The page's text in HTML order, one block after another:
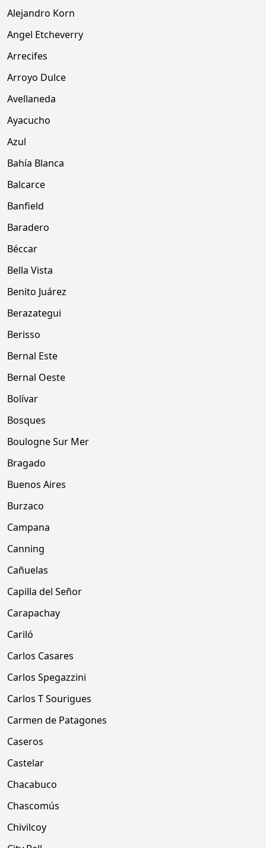
Alejandro Korn
Angel Etcheverry
Arrecifes
Arroyo Dulce
Avellaneda
Ayacucho
Azul
Bahía Blanca
Balcarce
Banfield
Baradero
Béccar
Bella Vista
Benito Juárez
Berazategui
Berisso
Bernal Este
Bernal Oeste
Bolívar
Bosques
Boulogne Sur Mer
Bragado
Buenos Aires
Burzaco
Campana
Canning
Cañuelas
Capilla del Señor
Carapachay
Cariló
Carlos Casares
Carlos Spegazzini
Carlos T Sourigues
Carmen de Patagones
Caseros
Castelar
Chacabuco
Chascomús
Chivilcoy